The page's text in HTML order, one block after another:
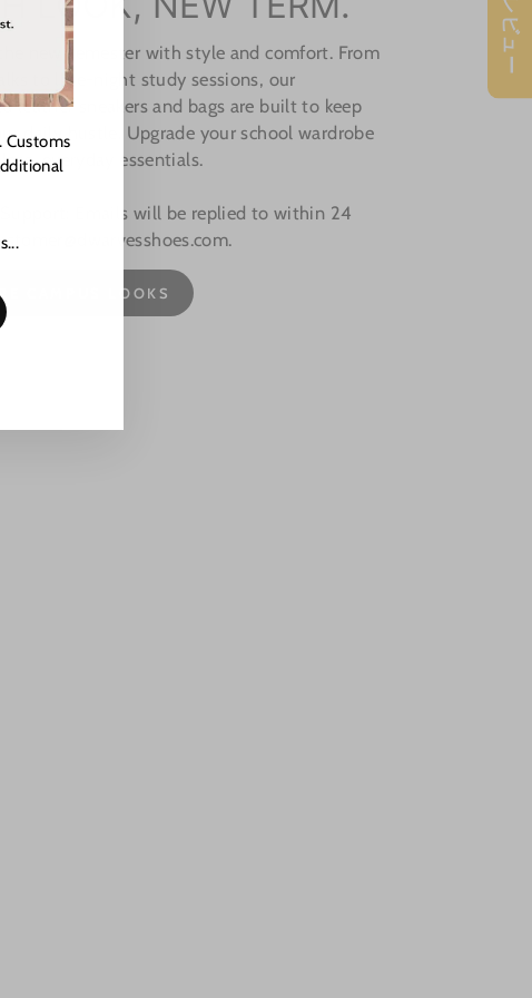
new semester with style and comfort. From
to late-night study sessions, our
leather sneakers and bags are built to keep
daily hustle. Upgrade your school wardrobe
everyday essentials.
Support: Emails will be replied to within 24
CAMPUS LOOKS
Customs
★ レビュー